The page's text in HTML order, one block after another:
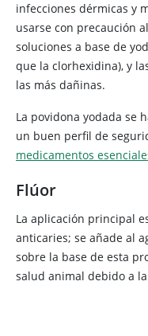
infecciones dérmicas y
usarse con precaución
soluciones a base de
que la clorhexidina), y
las más dañinas.
La povidona yodada se
un buen perfil de
medicamentos
Flúor
La aplicación principal
anticaries; se añade al
sobre la base de esta
salud animal debido a